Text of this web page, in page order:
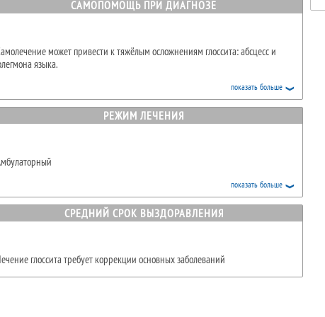
САМОПОМОЩЬ ПРИ ДИАГНОЗЕ
может привести к тяжёлым осложнениям глоссита: абсцесс и
языка.
показать больше
РЕЖИМ ЛЕЧЕНИЯ
показать больше
СРЕДНИЙ СРОК ВЫЗДОРАВЛЕНИЯ
глоссита требует коррекции основных заболеваний